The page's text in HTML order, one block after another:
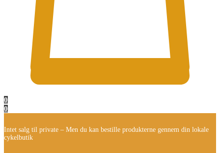
0
0
Intet salg til private – Men du kan bestille produkterne gennem din lokale
cykelbutik